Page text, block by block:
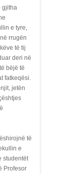
gjitha
e tyre,
rrugën
të tij
deri në
bëjë të
fatkeqësi.
jetën
të
e
studentët
Profesor